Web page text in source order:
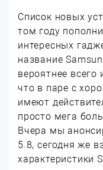
Список новых
том году
интересных
название
вероятнее всего
что в паре с
имеют
просто мега
Вчера мы
5.8, сегодня же
характеристики